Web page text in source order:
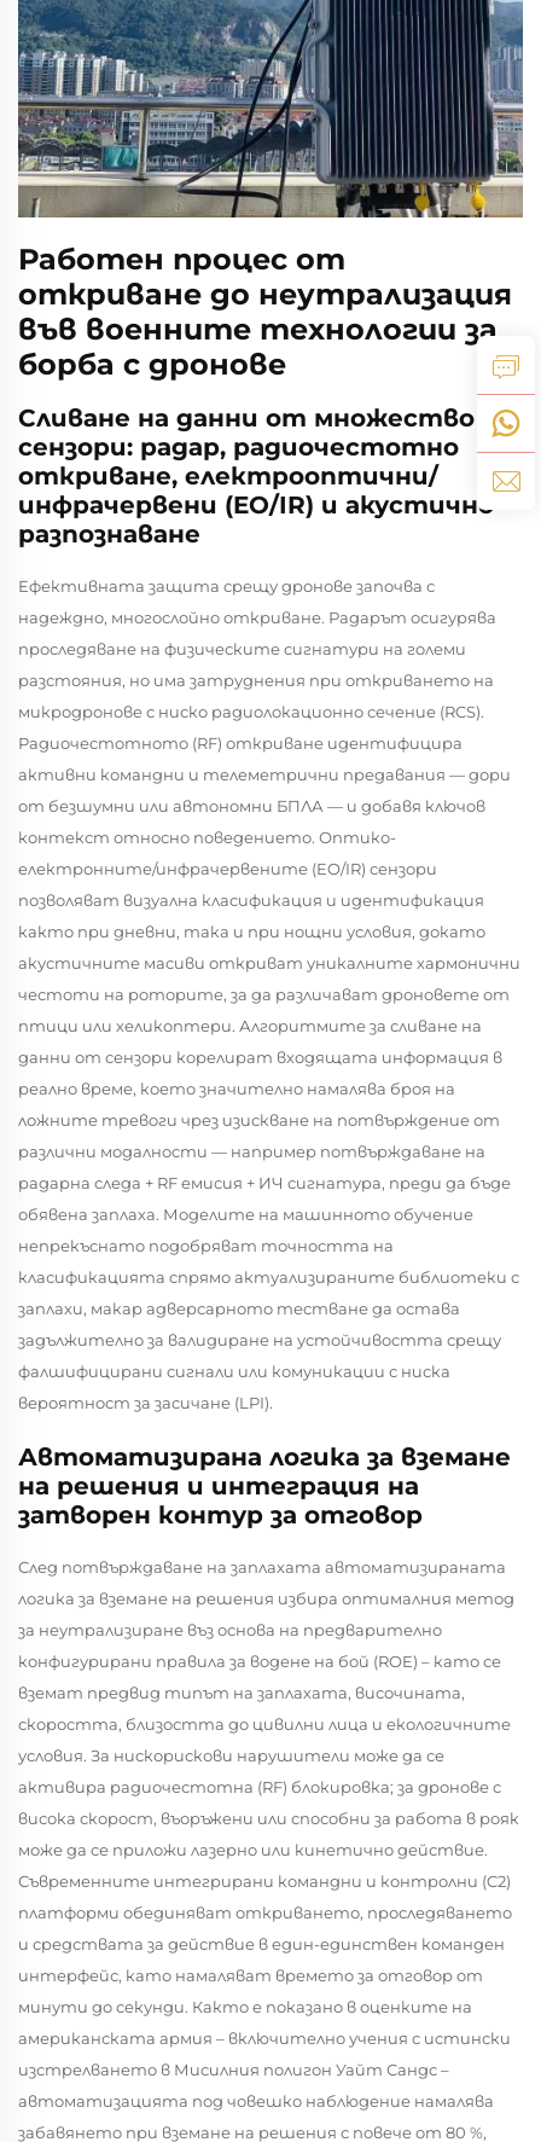
Работен процес от
откриване до неутрализация
във военните технологии за
борба с дронове
Сливане на данни от множество
сензори: радар, радиочестотно
откриване, електрооптични/
инфрачервени (EO/IR) и акустично
разпознаване
Ефективната защита срещу дронове започва с
надеждно, многослойно откриване. Радарът осигурява
проследяване на физическите сигнатури на големи
разстояния, но има затруднения при откриването на
микродронове с ниско радиолокационно сечение (RCS).
Радиочестотното (RF) откриване идентифицира
активни командни и телеметрични предавания — дори
от безшумни или автономни БПЛА — и добавя ключов
контекст относно поведението. Оптико-
електронните/инфрачервените (EO/IR) сензори
позволяват визуална класификация и идентификация
както при дневни, така и при нощни условия, докато
акустичните масиви откриват уникалните хармонични
честоти на роторите, за да различават дроновете от
птици или хеликоптери. Алгоритмите за сливане на
данни от сензори корелират входящата информация в
реално време, което значително намалява броя на
ложните тревоги чрез изискване на потвърждение от
различни модалности — например потвърждаване на
радарна следа + RF емисия + ИЧ сигнатура, преди да бъде
обявена заплаха. Моделите на машинното обучение
непрекъснато подобряват точността на
класификацията спрямо актуализираните библиотеки с
заплахи, макар адверсарното тестване да остава
задължително за валидиране на устойчивостта срещу
фалшифицирани сигнали или комуникации с ниска
вероятност за засичане (LPI).
Автоматизирана логика за вземане
на решения и интеграция на
затворен контур за отговор
След потвърждаване на заплахата автоматизираната
логика за вземане на решения избира оптималния метод
за неутрализиране въз основа на предварително
конфигурирани правила за водене на бой (ROE) – като се
вземат предвид типът на заплахата, височината,
скоростта, близостта до цивилни лица и екологичните
условия. За нискорискови нарушители може да се
активира радиочестотна (RF) блокировка; за дронове с
висока скорост, въоръжени или способни за работа в рояк
може да се приложи лазерно или кинетично действие.
Съвременните интегрирани командни и контролни (C2)
платформи обединяват откриването, проследяването
и средствата за действие в един-единствен команден
интерфейс, като намаляват времето за отговор от
минути до секунди. Както е показано в оценките на
американската армия – включително учения с истински
изстрелването в Мисилния полигон Уайт Сандс –
автоматизацията под човешко наблюдение намалява
забавянето при вземане на решения с повече от 80 %,